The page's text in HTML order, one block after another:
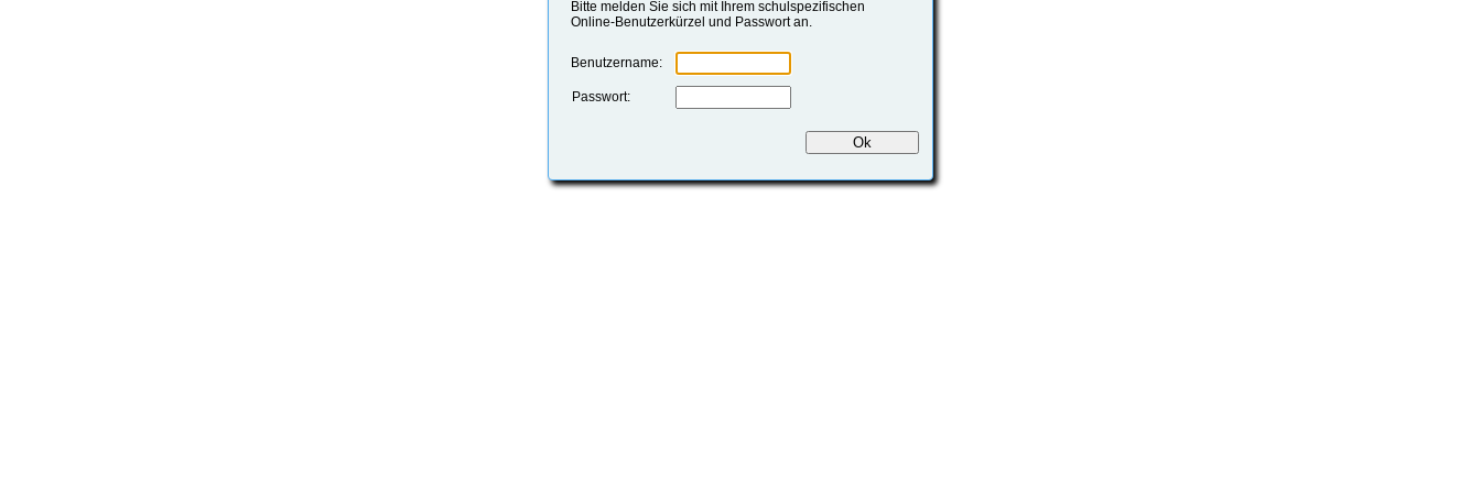
Bitte melden Sie sich mit Ihrem schulspezifischen
Online-Benutzerkürzel und Passwort an.
Benutzername:
Passwort: